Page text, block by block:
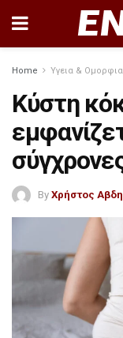
Home Υγεια & Ομορφια
Κύστη
By Χρήστος